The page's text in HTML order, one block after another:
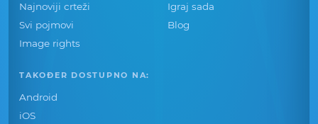
Najnoviji crteži
Svi pojmovi
Image rights
Igraj sada
Blog
TAKOĐER DOSTUPNO NA:
Android
iOS